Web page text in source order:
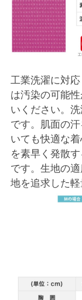
工業洗濯に対
は汚染の可能
いください。
です。肌面の
いても快適な
を素早く発散
です。生地の
地を追求した軽